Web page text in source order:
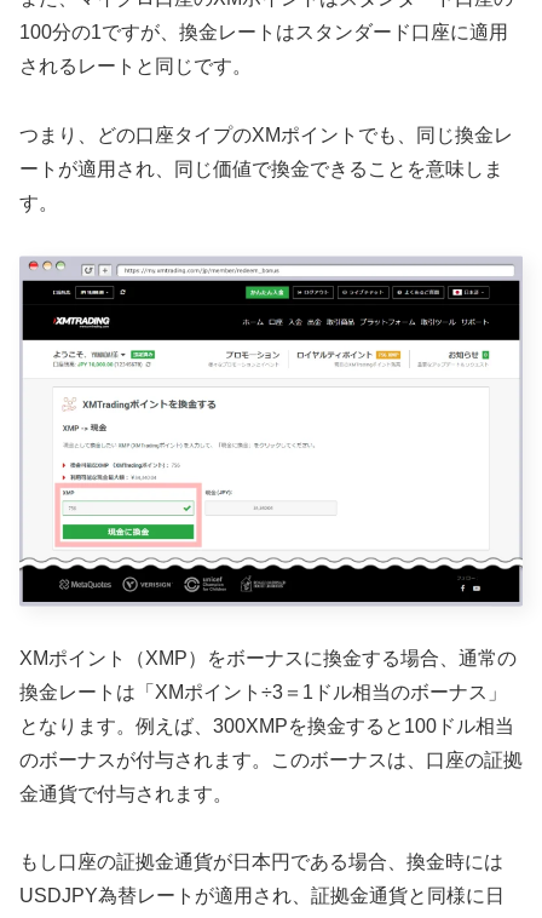
100分の1ですが、換金レートはスタンダード口座に適用
されるレートと同じです。
つまり、どの口座タイプのXMポイントでも、同じ換金レ
ートが適用され、同じ価値で換金できることを意味しま
す。
XMポイント（XMP）をボーナスに換金する場合、通常の
換金レートは「XMポイント÷3＝1ドル相当のボーナス」
となります。例えば、300XMPを換金すると100ドル相当
のボーナスが付与されます。このボーナスは、口座の証拠
金通貨で付与されます。
もし口座の証拠金通貨が日本円である場合、換金時には
USDJPY為替レートが適用され、証拠金通貨と同様に日